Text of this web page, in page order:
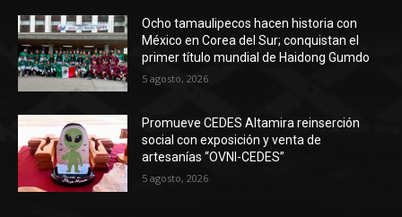
Ocho tamaulipecos hacen historia con
México en Corea del Sur; conquistan el
primer título mundial de Haidong Gumdo
5 agosto, 2026
Promueve CEDES Altamira reinserción
social con exposición y venta de
artesanías “OVNI-CEDES”
5 agosto, 2026